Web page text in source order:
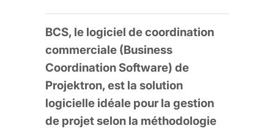
BCS, le logiciel de coordination
commerciale (Business
Coordination Software) de
Projektron, est la solution
logicielle idéale pour la gestion
de projet selon la méthodologie